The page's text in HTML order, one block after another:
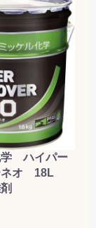
学 ハイパー
ネオ 18L